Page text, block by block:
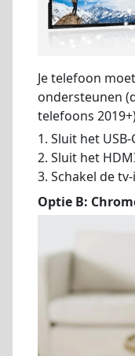
Je telefoon
ondersteunen
telefoons
1. Sluit het
2. Sluit het
3. Schakel de
Optie B: